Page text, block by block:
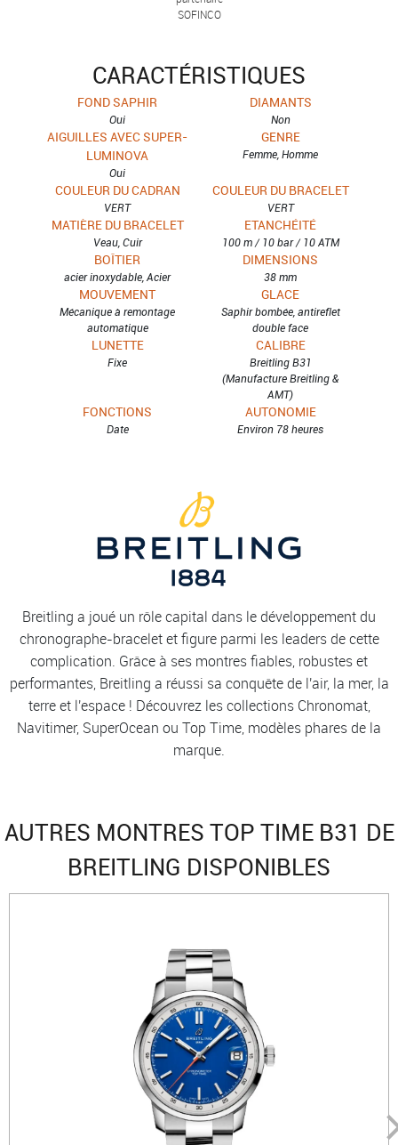
SOFINCO
CARACTÉRISTIQUES
FOND SAPHIR
Oui
DIAMANTS
Non
AIGUILLES AVEC SUPER-
LUMINOVA
Oui
GENRE
Femme, Homme
COULEUR DU CADRAN
VERT
COULEUR DU BRACELET
VERT
MATIÈRE DU BRACELET
Veau, Cuir
ETANCHÉITÉ
100 m / 10 bar / 10 ATM
BOÎTIER
acier inoxydable, Acier
DIMENSIONS
38 mm
MOUVEMENT
Mécanique à remontage
automatique
GLACE
Saphir bombée, antireflet
double face
LUNETTE
Fixe
CALIBRE
Breitling B31
(Manufacture Breitling &
AMT)
FONCTIONS
Date
AUTONOMIE
Environ 78 heures
Breitling a joué un rôle capital dans le développement du
chronographe-bracelet et figure parmi les leaders de cette
complication. Grâce à ses montres fiables, robustes et
performantes, Breitling a réussi sa conquête de l'air, la mer, la
terre et l'espace ! Découvrez les collections Chronomat,
Navitimer, SuperOcean ou Top Time, modèles phares de la
marque.
AUTRES MONTRES TOP TIME B31 DE
BREITLING DISPONIBLES